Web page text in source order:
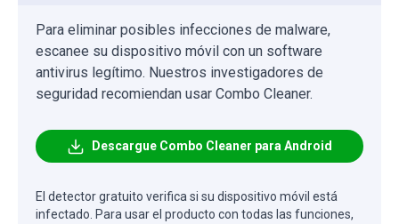
Para eliminar posibles infecciones de malware,
escanee su dispositivo móvil con un software
antivirus legítimo. Nuestros investigadores de
seguridad recomiendan usar Combo Cleaner.
Descargue Combo Cleaner para Android
El detector gratuito verifica si su dispositivo móvil está
infectado. Para usar el producto con todas las funciones,